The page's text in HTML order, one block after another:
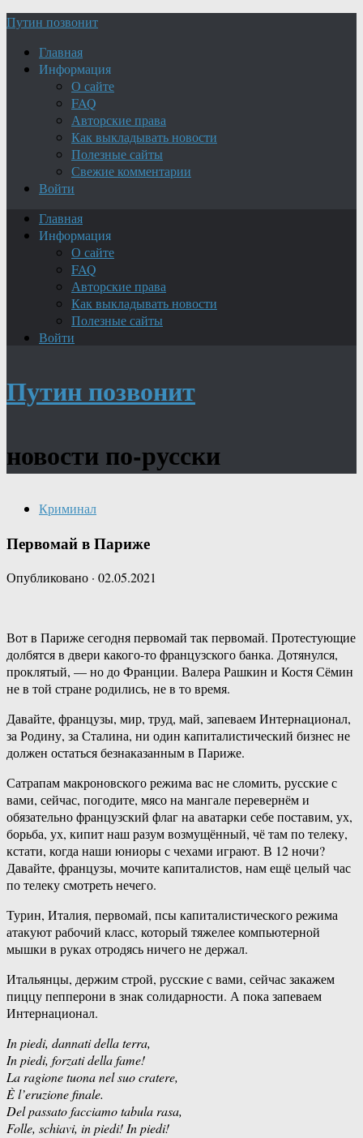
Путин позвонит
Главная
Информация
О сайте
FAQ
Авторские права
Как выкладывать новости
Полезные сайты
Свежие комментарии
Войти
Главная
Информация
О сайте
FAQ
Авторские права
Как выкладывать новости
Полезные сайты
Войти
Путин позвонит
новости по-русски
Криминал
Первомай в Париже
Опубликовано · 02.05.2021
Вот в Париже сегодня первомай так первомай. Протестующие
долбятся в двери какого-то французского банка. Дотянулся,
проклятый, — но до Франции. Валера Рашкин и Костя Сёмин
не в той стране родились, не в то время.
Давайте, французы, мир, труд, май, запеваем Интернационал,
за Родину, за Сталина, ни один капиталистический бизнес не
должен остаться безнаказанным в Париже.
Сатрапам макроновского режима вас не сломить, русские с
вами, сейчас, погодите, мясо на мангале перевернём и
обязательно французский флаг на аватарки себе поставим, ух,
борьба, ух, кипит наш разум возмущённый, чё там по телеку,
кстати, когда наши юниоры с чехами играют. В 12 ночи?
Давайте, французы, мочите капиталистов, нам ещё целый час
по телеку смотреть нечего.
Турин, Италия, первомай, псы капиталистического режима
атакуют рабочий класс, который тяжелее компьютерной
мышки в руках отродясь ничего не держал.
Итальянцы, держим строй, русские с вами, сейчас закажем
пиццу пепперони в знак солидарности. А пока запеваем
Интернационал.
In piedi, dannati della terra,
In piedi, forzati della fame!
La ragione tuona nel suo cratere,
È l’eruzione finale.
Del passato facciamo tabula rasa,
Folle, schiavi, in piedi! In piedi!